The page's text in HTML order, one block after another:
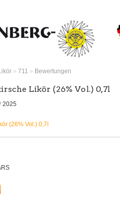
» 711 » Bewertungen
Likör (26% Vol.) 0,7l
2025
(26% Vol.) 0,7l